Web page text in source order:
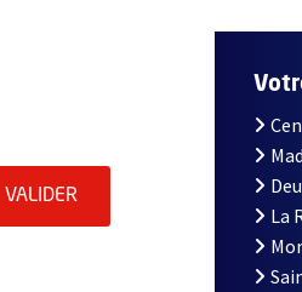
indiquez votre email (champ
VALIDER ENVOYER MA DEMANDE
La